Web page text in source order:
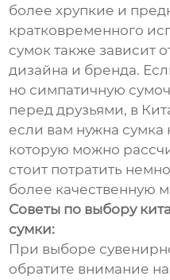
более хрупкие и
кратковременного
сумок также зависит
дизайна и бренда.
но симпатичную
перед друзьями, в
если вам нужна сумка
которую можно
стоит потратить
более качественную
Советы по выбору
сумки:
При выборе
обратите внимание